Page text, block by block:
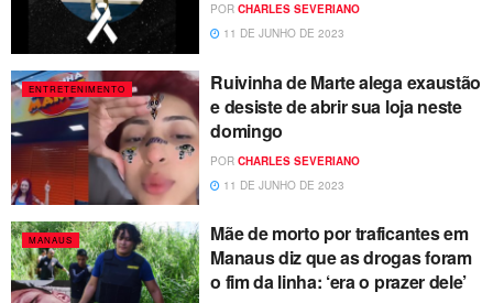
POR CHARLES SEVERIANO
11 DE JUNHO DE 2023
ENTRETENIMENTO
Ruivinha de Marte alega exaustão
e desiste de abrir sua loja neste
domingo
POR CHARLES SEVERIANO
11 DE JUNHO DE 2023
MANAUS
Mãe de morto por traficantes em
Manaus diz que as drogas foram
o fim da linha: ‘era o prazer dele’